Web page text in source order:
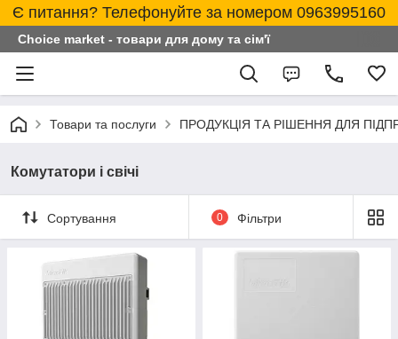
Є питання? Телефонуйте за номером 0963995160
Choice market - товари для дому та сім'ї
Товари та послуги ПРОДУКЦІЯ ТА РІШЕННЯ ДЛЯ
Комутатори і свічі
Сортування 0 Фільтри